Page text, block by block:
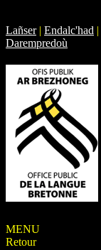
Lañser | Endalc'had |
Darempredoù
MENU
Retour